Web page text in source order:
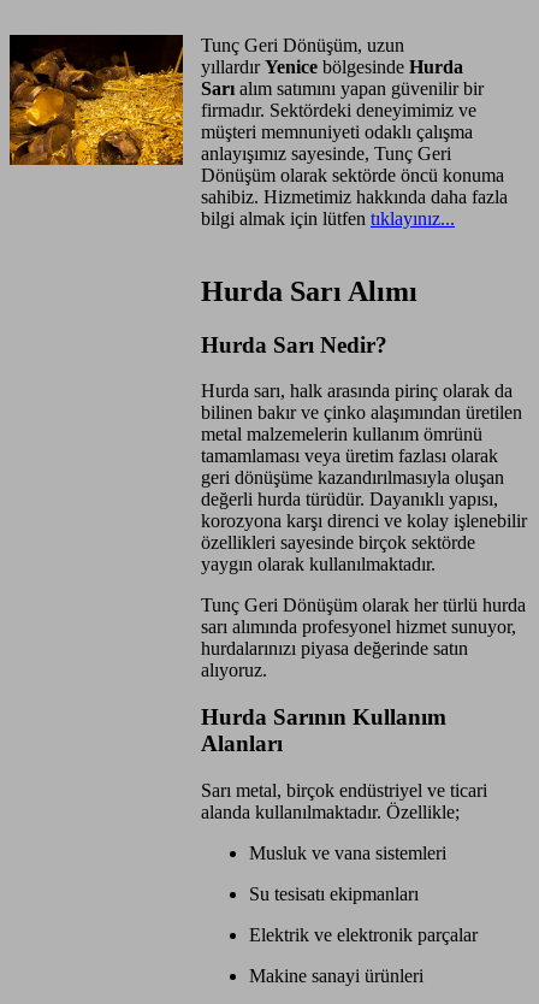
Tunç Geri Dönüşüm, uzun
yıllardırYenice bölgesindeHurda
Sarıalım satımını yapan güvenilir bir
firmadır. Sektördeki deneyimimiz ve
müşteri memnuniyeti odaklı çalışma
anlayışımız sayesinde, Tunç Geri
Dönüşüm olarak sektörde öncü konuma
sahibiz. Hizmetimiz hakkında daha fazla
bilgi almak için lütfentıklayınız...
Hurda Sarı Alımı
Hurda Sarı Nedir?
Hurda sarı, halk arasında pirinç olarak da
bilinen bakır ve çinko alaşımından üretilen
metal malzemelerin kullanım ömrünü
tamamlaması veya üretim fazlası olarak
geri dönüşüme kazandırılmasıyla oluşan
değerli hurda türüdür. Dayanıklı yapısı,
korozyona karşı direnci ve kolay işlenebilir
özellikleri sayesinde birçok sektörde
yaygın olarak kullanılmaktadır.
Tunç Geri Dönüşüm olarak her türlü hurda
sarı alımında profesyonel hizmet sunuyor,
hurdalarınızı piyasa değerinde satın
alıyoruz.
Hurda Sarının Kullanım
Alanları
Sarı metal, birçok endüstriyel ve ticari
alanda kullanılmaktadır. Özellikle;
Musluk ve vana sistemleri
Su tesisatı ekipmanları
Elektrik ve elektronik parçalar
Makine sanayi ürünleri